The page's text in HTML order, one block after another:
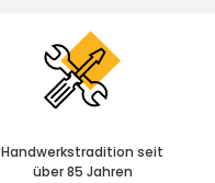
Handwerkstradition seit
über 85 Jahren